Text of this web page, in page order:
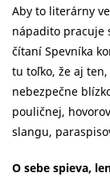
Aby to literárny
nápadito pracuje
čítaní Spevníka
tu toľko, že aj
nebezpečne
pouličnej,
slangu,
O sebe spieva,